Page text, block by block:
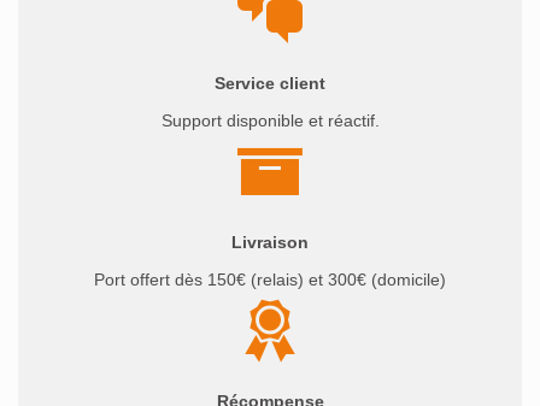
Service client
Support disponible et réactif.
Livraison
Port offert dès 150€ (relais) et 300€ (domicile)
Récompense